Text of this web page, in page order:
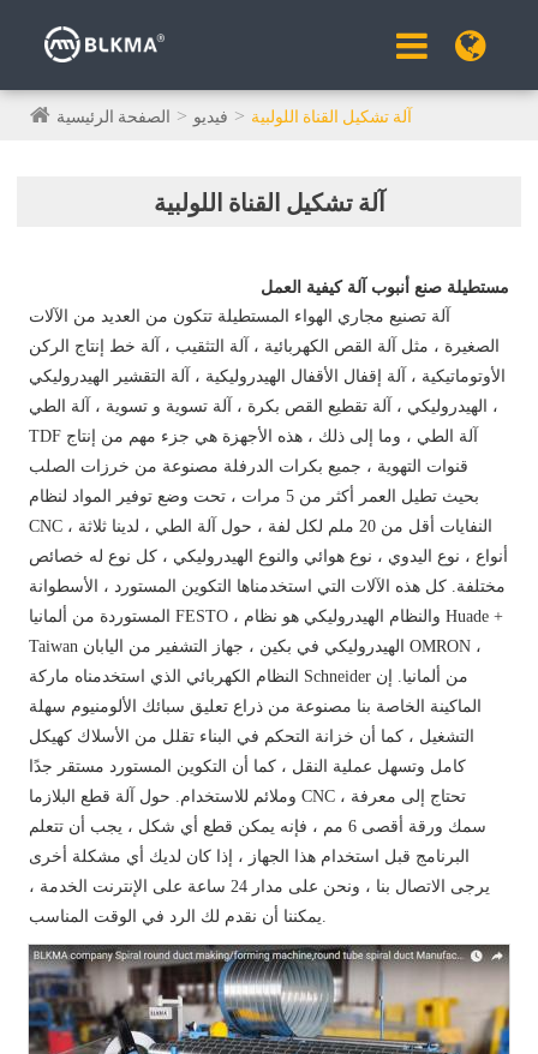
الصفحة الرئيسية فيديو آلة تشكيل القناة اللولبية
آلة تشكيل القناة اللولبية
مستطيلة صنع أنبوب آلة كيفية العمل
آلة تصنيع مجاري الهواء المستطيلة تتكون من العديد من الآلات
الصغيرة ، مثل آلة القص الكهربائية ، آلة التثقيب ، آلة خط إنتاج الركن
الأوتوماتيكية ، آلة إقفال الأقفال الهيدروليكية ، آلة التقشير الهيدروليكي
الهيدروليكي ، آلة تقطيع القص بكرة ، آلة تسوية و تسوية ، آلة الطي ،
TDF آلة الطي ، وما إلى ذلك ، هذه الأجهزة هي جزء مهم من إنتاج
قنوات التهوية ، جميع بكرات الدرفلة مصنوعة من خرزات الصلب
بحيث تطيل العمر أكثر من 5 مرات ، تحت وضع توفير المواد لنظام
CNC ، النفايات أقل من 20 ملم لكل لفة ، حول آلة الطي ، لدينا ثلاثة
أنواع ، نوع اليدوي ، نوع هوائي والنوع الهيدروليكي ، كل نوع له خصائص
مختلفة. كل هذه الآلات التي استخدمناها التكوين المستورد ، الأسطوانة
المستوردة من ألمانيا FESTO ، والنظام الهيدروليكي هو نظام Huade +
Taiwan الهيدروليكي في بكين ، جهاز التشفير من اليابان OMRON ،
النظام الكهربائي الذي استخدمناه ماركة Schneider من ألمانيا. إن
الماكينة الخاصة بنا مصنوعة من ذراع تعليق سبائك الألومنيوم سهلة
التشغيل ، كما أن خزانة التحكم في البناء تقلل من الأسلاك كهيكل
كامل وتسهل عملية النقل ، كما أن التكوين المستورد مستقر جدًا
وملائم للاستخدام. حول آلة قطع البلازما CNC ، تحتاج إلى معرفة
سمك ورقة أقصى 6 مم ، فإنه يمكن قطع أي شكل ، يجب أن تتعلم
البرنامج قبل استخدام هذا الجهاز ، إذا كان لديك أي مشكلة أخرى
يرجى الاتصال بنا ، ونحن على مدار 24 ساعة على الإنترنت الخدمة ،
يمكننا أن نقدم لك الرد في الوقت المناسب.